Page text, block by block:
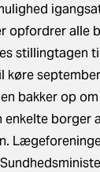
opfordrer alle
stillingtagen
køre
bakker op
enkelte borger